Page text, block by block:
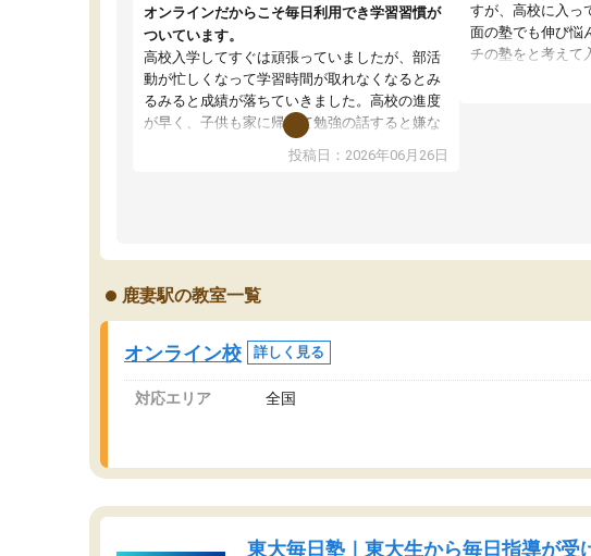
オンラインだからこそ毎日利用でき学習習慣が
ついています。
高校入学してすぐは頑張っていましたが、部活
動が忙しくなって学習時間が取れなくなるとみ
るみると成績が落ちていきました。高校の進度
が早く、子供も家に帰って勉強の話すると嫌な
反応を示します。東大先生にお願いしてからは
効率的な計画を先生が立ててくれるので、親と
投稿日：2026年06月26日
すが、高校に入っ
面の塾でも伸び悩
チの塾をと考えて
望で、当初は模試
いたのですが、
鹿妻駅の教室一覧
オンライン校 詳しく見る
対応エリア 全国
東大毎日塾｜東大生から毎日指導が受